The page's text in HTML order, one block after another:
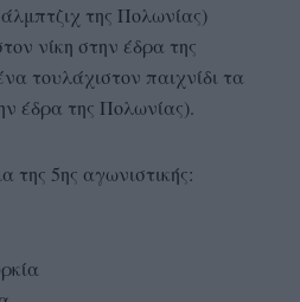
της Πολωνίας)
νίκη στην έδρα της
τουλάχιστον παιχνίδι τα
έδρα της Πολωνίας).
5ης αγωνιστικής: